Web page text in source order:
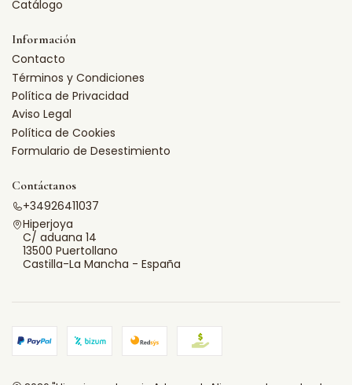
Catálogo
Información
Contacto
Términos y Condiciones
Política de Privacidad
Aviso Legal
Política de Cookies
Formulario de Desestimiento
Contáctanos
+34926411037
Hiperjoya
C/ aduana 14
13500 Puertollano
Castilla-La Mancha - España